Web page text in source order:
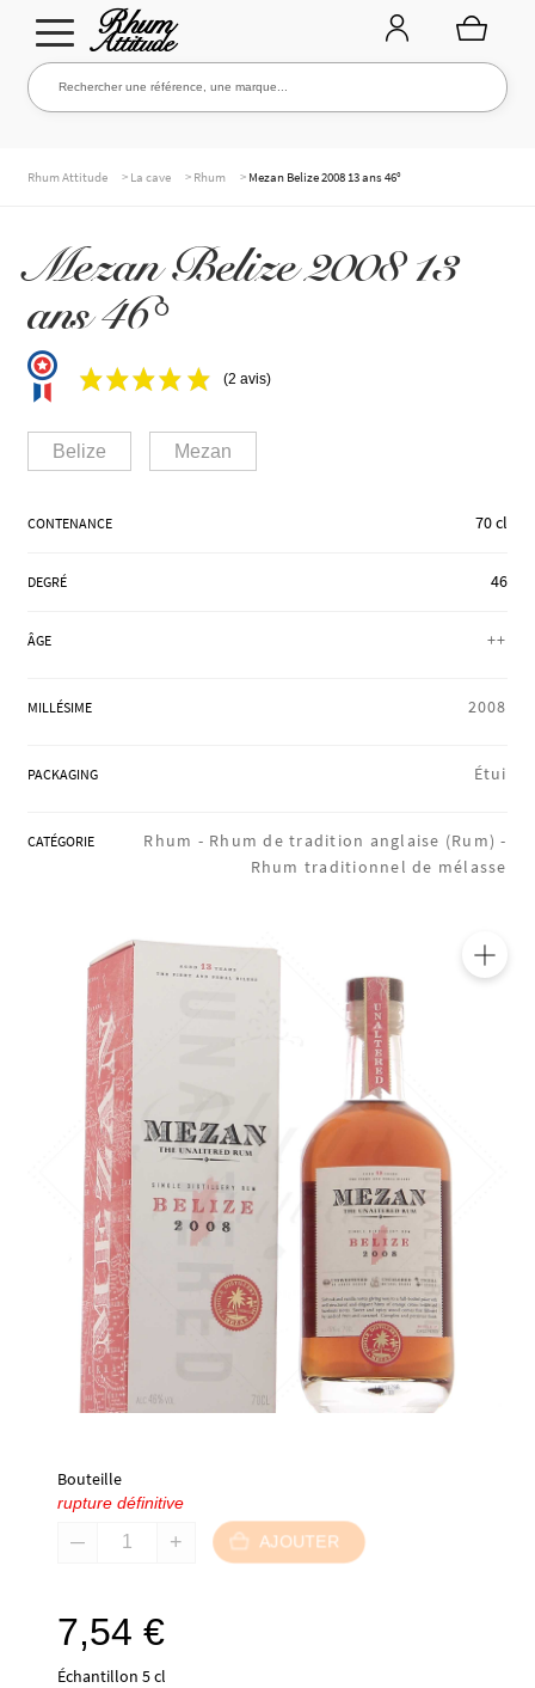
Aller
à
Aller
au
Rechercher une référence, une marque...
Rechercher
NOS RHUMS
WHISKIES & +
MARQUES
COFFRETS & CADEAUX
BLOG
Rhum Attitude > La cave > Rhum > Mezan Belize 2008 13 ans 46°
Mezan Belize 2008 13
ans 46°
(2 avis)
Belize Mezan
CONTENANCE 70 cl
DEGRÉ 46
ÂGE ++
MILLÉSIME 2008
PACKAGING Étui
CATÉGORIE Rhum - Rhum de tradition anglaise (Rum) -
Rhum traditionnel de mélasse
Bouteille
rupture définitive
AJOUTER
7,54 €
Échantillon 5 cl